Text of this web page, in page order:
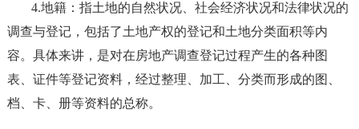
4.地籍：指土地的自然状况、社会经济状况和法律状况的
调查与登记，包括了土地产权的登记和土地分类面积等内
容。具体来讲，是对在房地产调查登记过程产生的各种图
表、证件等登记资料，经过整理、加工、分类而形成的图、
档、卡、册等资料的总称。